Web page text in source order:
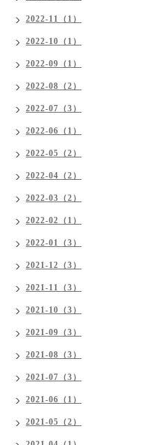
2022-11（1）
2022-10（1）
2022-09（1）
2022-08（2）
2022-07（3）
2022-06（1）
2022-05（2）
2022-04（2）
2022-03（2）
2022-02（1）
2022-01（3）
2021-12（3）
2021-11（3）
2021-10（3）
2021-09（3）
2021-08（3）
2021-07（3）
2021-06（1）
2021-05（2）